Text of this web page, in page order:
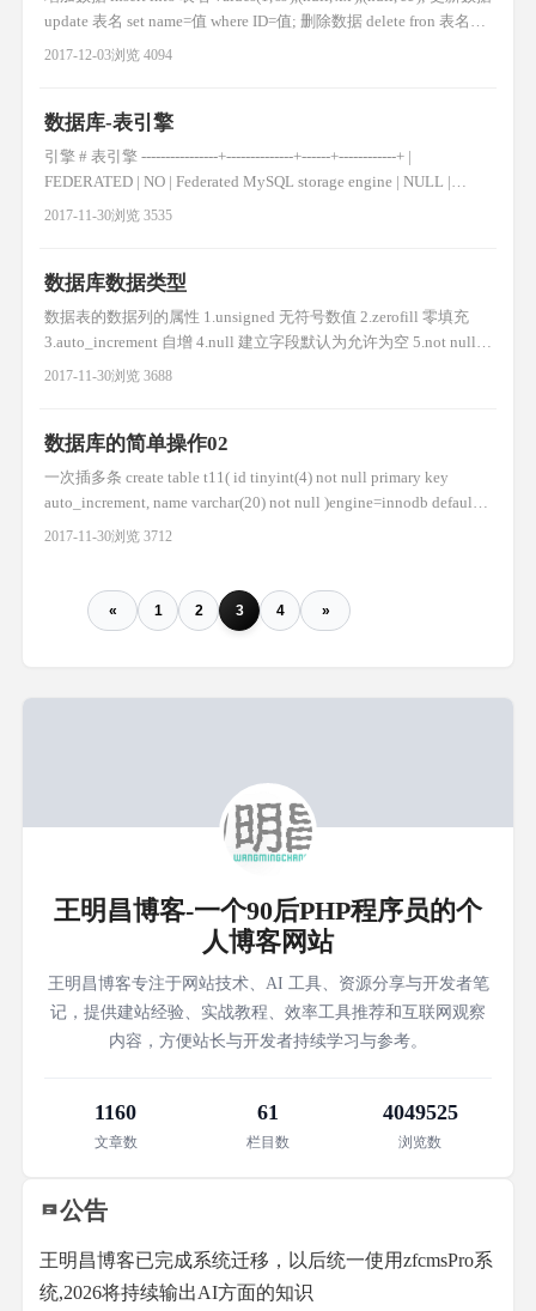
update 表名 set name=值 where ID=值; 删除数据 delete fron 表名
where id=""; 查看数据 select *from 表名 改字符集 set names 'gbk';
2017-12-03浏览 4094
数据库-表引擎
引擎 # 表引擎 ----------------+--------------+------+------------+ |
FEDERATED | NO | Federated MySQL storage engine | NULL |
NULL | NULL | | MRG_MYISAM | YES | Collection of identical
2017-11-30浏览 3535
数据库数据类型
数据表的数据列的属性 1.unsigned 无符号数值 2.zerofill 零填充
3.auto_increment 自增 4.null 建立字段默认为允许为空 5.not null
不允许为空 配合default来使用 6.default 默认值 如果建立字段 例子
2017-11-30浏览 3688
数据库的简单操作02
一次插多条 create table t11( id tinyint(4) not null primary key
auto_increment, name varchar(20) not null )engine=innodb default
charset=utf8; insert into t11 values (1,'xx'), (2,'cc');
2017-11-30浏览 3712
« 1 2 3 4 »
王明昌博客-一个90后PHP程序员的个
人博客网站
王明昌博客专注于网站技术、AI 工具、资源分享与开发者笔
记，提供建站经验、实战教程、效率工具推荐和互联网观察
内容，方便站长与开发者持续学习与参考。
1160
文章数
61
栏目数
4049525
浏览数
公告
王明昌博客已完成系统迁移，以后统一使用zfcmsPro系
统,2026将持续输出AI方面的知识